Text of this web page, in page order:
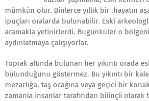
mümkün olur. Binlerce yıllık bir .hayatın
ipuçları oralarda bulunabilir. Eski
aramakla yetinirlerdi. Bugünküler o
aydınlatmaya çalışıyorlar.
Toprak altında bulunan her yıkıntı orada
bulunduğunu göstermez. Bu yıkıntı bir
mezarlığa, taş ocağına veya geçici bir
zamanla insanlar tarafından bilinçli olarak